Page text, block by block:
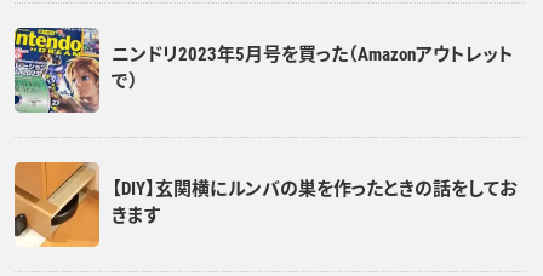
ニンドリ2023年5月号を買った（Amazonアウトレット
で）
【DIY】玄関横にルンバの巣を作ったときの話をしてお
きます